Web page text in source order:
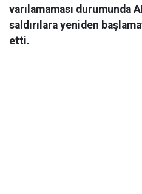
varılamaması durumunda
saldırılara yeniden
etti.